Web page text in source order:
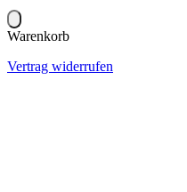
Warenkorb
Vertrag widerrufen